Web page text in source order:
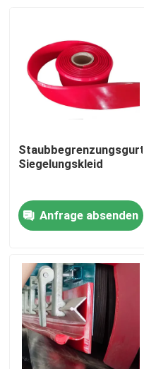
Startseite
Videos
Über uns
Staubbegrenzungsgurt-
Siegelungskleid
Anfrage absenden